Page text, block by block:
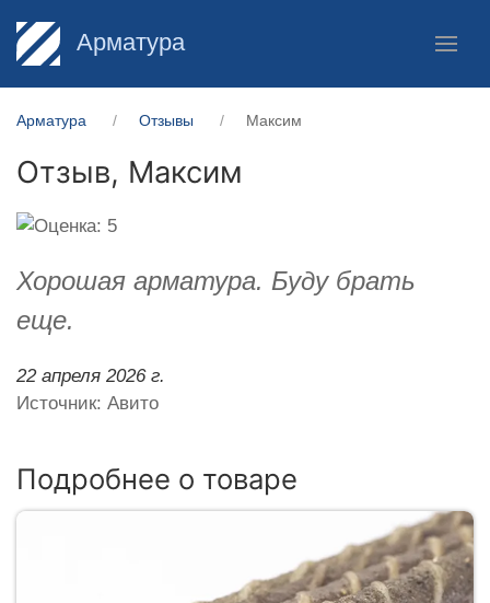
Арматура
Арматура Отзывы Максим
Отзыв, Максим
Хорошая арматура. Буду брать
еще.
22 апреля 2026 г.
Источник: Авито
Подробнее о товаре